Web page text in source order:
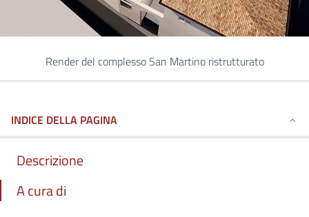
Render del complesso San Martino ristrutturato
INDICE DELLA PAGINA
Descrizione
A cura di